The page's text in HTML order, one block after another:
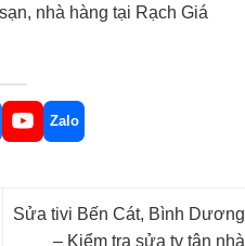
nhà hàng tại Rạch Giá
Zalo
Sửa tivi Bến Cát, Bình Dương
– Kiểm tra sửa tv tận nhà